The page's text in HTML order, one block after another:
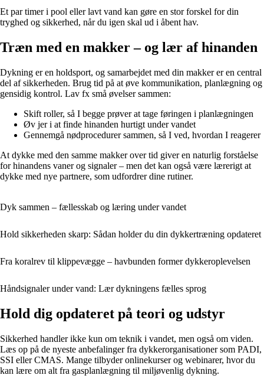
Et par timer i pool eller lavt vand kan gøre en stor forskel for din
tryghed og sikkerhed, når du igen skal ud i åbent hav.
Træn med en makker – og lær af hinanden
Dykning er en holdsport, og samarbejdet med din makker er en central
del af sikkerheden. Brug tid på at øve kommunikation, planlægning og
gensidig kontrol. Lav fx små øvelser sammen:
Skift roller, så I begge prøver at tage føringen i planlægningen
Øv jer i at finde hinanden hurtigt under vandet
Gennemgå nødprocedurer sammen, så I ved, hvordan I reagerer
At dykke med den samme makker over tid giver en naturlig forståelse
for hinandens vaner og signaler – men det kan også være lærerigt at
dykke med nye partnere, som udfordrer dine rutiner.
Dyk sammen – fællesskab og læring under vandet
Hold sikkerheden skarp: Sådan holder du din dykkertræning opdateret
Fra koralrev til klippevægge – havbunden former dykkeroplevelsen
Håndsignaler under vand: Lær dykningens fælles sprog
Hold dig opdateret på teori og udstyr
Sikkerhed handler ikke kun om teknik i vandet, men også om viden.
Læs op på de nyeste anbefalinger fra dykkerorganisationer som PADI,
SSI eller CMAS. Mange tilbyder onlinekurser og webinarer, hvor du
kan lære om alt fra gasplanlægning til miljøvenlig dykning.